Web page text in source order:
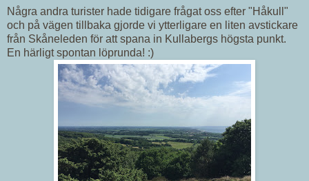
Några andra turister hade tidigare frågat oss efter "Håkull"
och på vägen tillbaka gjorde vi ytterligare en liten avstickare
från Skåneleden för att spana in Kullabergs högsta punkt.
En härligt spontan löprunda! :)